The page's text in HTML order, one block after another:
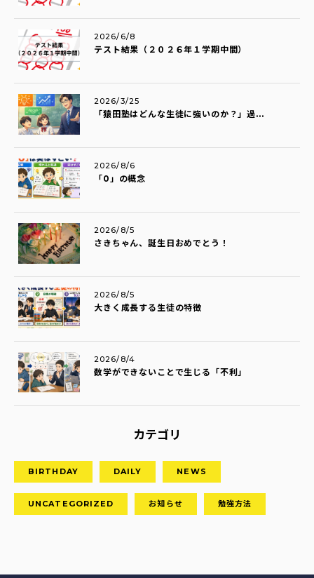
テスト結果（２０２６年１学期中間）
2026/6/8
「猿田塾はどんな生徒に強いのか？」過...
2026/3/25
「0」の概念
2026/8/6
さきちゃん、誕生日おめでとう！
2026/8/5
大きく成長する生徒の特徴
2026/8/5
数学ができないことで生じる「不利」
2026/8/4
カテゴリ
BIRTHDAY DAILY NEWS
UNCATEGORIZED お知らせ 勉強方法